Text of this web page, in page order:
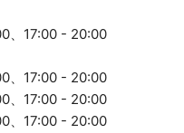
、17:00 - 20:00
、17:00 - 20:00
、17:00 - 20:00
、17:00 - 20:00